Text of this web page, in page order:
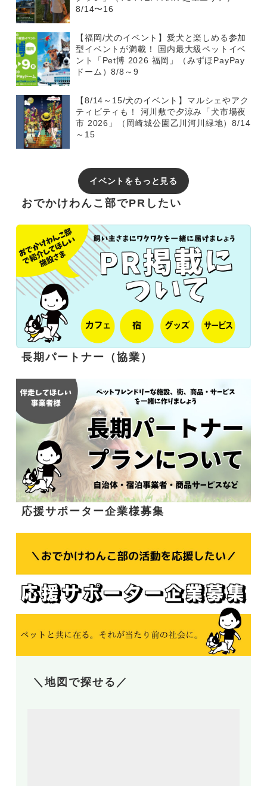
8/14〜16
【福岡/犬のイベント】愛犬と楽しめる参加
型イベントが満載！ 国内最大級ペットイベ
ント「Pet博 2026 福岡」（みずほPayPay
ドーム）8/8～9
【8/14～15/犬のイベント】マルシェやアク
ティビティも！ 河川敷で夕涼み「犬市場夜
市 2026」（岡崎城公園乙川河川緑地）8/14
～15
イベントをもっと見る
おでかけわんこ部でPRしたい
長期パートナー（協業）
応援サポーター企業様募集
＼地図で探せる／